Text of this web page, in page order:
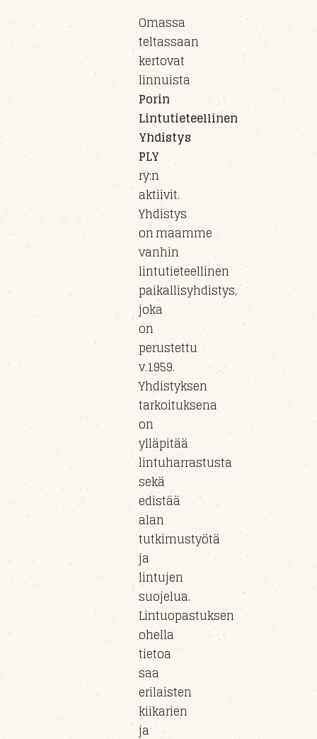
Omassa
teltassaan
kertovat
linnuista
Porin
Lintutieteellinen
Yhdistys
PLY
ry:n
aktiivit.
Yhdistys
on maamme
vanhin
lintutieteellinen
paikallisyhdistys,
joka
on
perustettu
v.1959.
Yhdistyksen
tarkoituksena
on
ylläpitää
lintuharrastusta
sekä
edistää
alan
tutkimustyötä
ja
lintujen
suojelua.
Lintuopastuksen
ohella
tietoa
saa
erilaisten
kiikarien
ja